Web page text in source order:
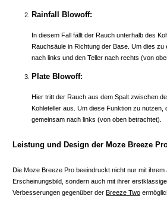
Rainfall Blowoff:
In diesem Fall fällt der Rauch unterhalb des
Rauchsäule in Richtung der Base. Um dies
nach links und den Teller nach rechts (von
Plate Blowoff:
Hier tritt der Rauch aus dem Spalt zwischen
Kohleteller aus. Um diese Funktion zu nutzen,
gemeinsam nach links (von oben betrachtet).
Leistung und Design der Moze Breeze
Die Moze Breeze Pro beeindruckt nicht nur mit ihrem
Erscheinungsbild, sondern auch mit ihrer
Verbesserungen gegenüber der Breeze Two